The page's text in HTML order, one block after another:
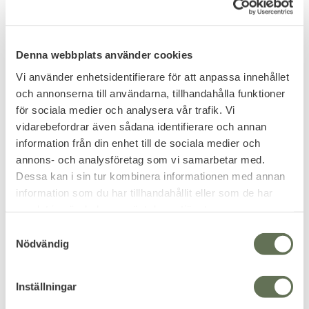
Denna webbplats använder cookies
Vi använder enhetsidentifierare för att anpassa innehållet
och annonserna till användarna, tillhandahålla funktioner
för sociala medier och analysera vår trafik. Vi
vidarebefordrar även sådana identifierare och annan
information från din enhet till de sociala medier och
annons- och analysföretag som vi samarbetar med.
Dessa kan i sin tur kombinera informationen med annan
information som du har tillhandahållit eller som de har
Nödvändig
Inställningar
Lägg till i favoriter
NATO Underställ
Naturvit
Håller värmen & transporterar
bort fukt från kroppen.
199KR
Lägg till i favoriter
Therm-ic UV Warmer
Sko-Pjäxtork
Tystgående skovärmare torkar
kängor snabbt.
399